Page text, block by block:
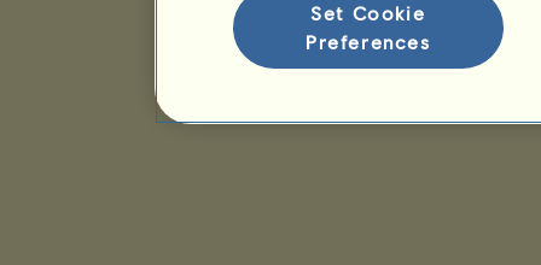
Set Cookie
Preferences